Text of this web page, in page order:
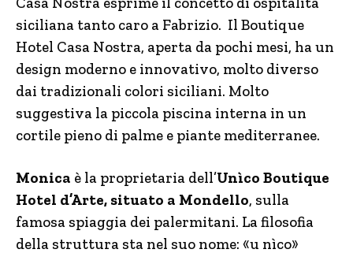
siciliana tanto caro a Fabrizio. Il Boutique
Hotel Casa Nostra, aperta da pochi mesi, ha un
design moderno e innovativo, molto diverso
dai tradizionali colori siciliani. Molto
suggestiva la piccola piscina interna in un
cortile pieno di palme e piante mediterranee.
Monica è la proprietaria dell’Unìco Boutique
Hotel d’Arte, situato a Mondello, sulla
famosa spiaggia dei palermitani. La filosofia
della struttura sta nel suo nome: «u nìco»